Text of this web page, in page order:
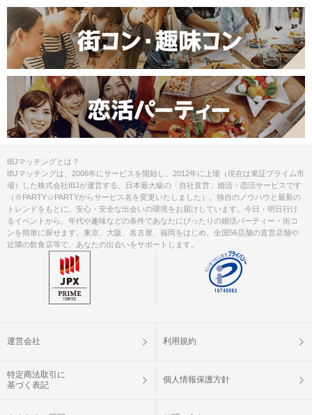
IBJマッチングとは？
IBJマッチングは、2006年にサービスを開始し、2012年に上場（現在は東証プライム市
場）した株式会社IBJが運営する、日本最大級の「自社直営」婚活・恋活サービスです
（※PARTY☆PARTYからサービス名を変更いたしました）。独自のノウハウと最新の
トレンドをもとに、安心・安全な出会いの環境をお届けしています。今日・明日行け
るイベントから、年代や趣味などの条件であなたにぴったりの婚活パーティー・街コ
ンを簡単に探せます。東京、大阪、名古屋、福岡をはじめ、全国56店舗の直営店舗や
近隣の飲食店等で、あなたの出会いをサポートします。
運営会社 利用規約
特定商法取引に
基づく表記
個人情報保護方針